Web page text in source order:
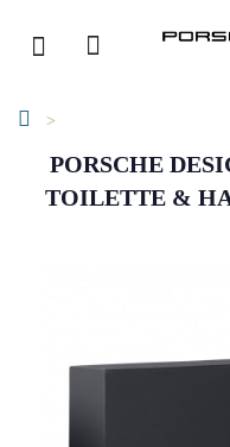
PORSCHE
TOILETTE &